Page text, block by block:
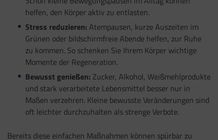
helfen, den Körper aktiv zu entlasten.
Stress reduzieren: Atempausen, kurze Auszeiten im
Grünen oder bildschirmfreie Abende helfen, zur Ruhe
zu kommen. So schenken Sie Ihrem Körper wichtige
Momente der Regeneration.
Bewusst genießen: Zucker, Alkohol, Weißmehlprodukte
und stark verarbeitete Lebensmittel besser nur in
Maßen verzehren. Kleine bewusste Veränderungen sind
oft leichter durchzuhalten als strenge Verbote.
Bereits diese einfachen Maßnahmen können spürbar zu